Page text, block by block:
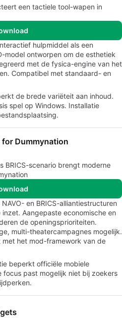
een tactiele tool-wapen in
hulpmiddel als een
model ontworpen om de esthetiek
met de fysica-engine van het
Compatibel met standaard- en
de brede variëteit aan inhoud.
spel op Windows. Installatie
for Dummynation
BRICS-scenario brengt moderne
en BRICS-alliantiestructuren
Aangepaste economische en
de openingsprioriteiten.
multi-theatercampagnes mogelijk.
met het mod-framework van de
beperkt officiële mobiele
focus past mogelijk niet bij zoekers